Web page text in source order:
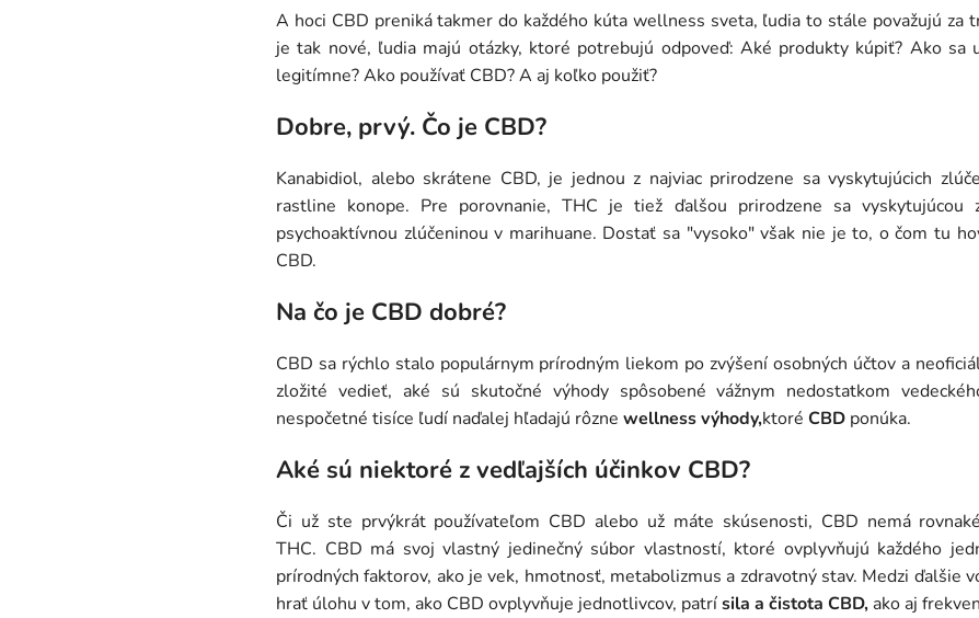
A hoci CBD preniká takmer do každého kúta wellness sveta, ľudia to stále považujú za
je tak nové, ľudia majú otázky, ktoré potrebujú odpoveď: Aké produkty kúpiť? Ako sa
legitímne? Ako používať CBD? A aj koľko použiť?
Dobre, prvý. Čo je CBD?
Kanabidiol, alebo skrátene CBD, je jednou z najviac prirodzene sa vyskytujúcich
rastline konope. Pre porovnanie, THC je tiež ďalšou prirodzene sa vyskytujúcou
psychoaktívnou zlúčeninou v marihuane. Dostať sa "vysoko" však nie je to, o čom tu
CBD.
Na čo je CBD dobré?
CBD sa rýchlo stalo populárnym prírodným liekom po zvýšení osobných účtov a
zložité vedieť, aké sú skutočné výhody spôsobené vážnym nedostatkom
nespočetné tisíce ľudí naďalej hľadajú rôzne wellness výhody,ktoré CBD ponúka.
Aké sú niektoré z vedľajších účinkov CBD?
Či už ste prvýkrát používateľom CBD alebo už máte skúsenosti, CBD nemá
THC. CBD má svoj vlastný jedinečný súbor vlastností, ktoré ovplyvňujú každého
prírodných faktorov, ako je vek, hmotnosť, metabolizmus a zdravotný stav. Medzi ďalšie
hrať úlohu v tom, ako CBD ovplyvňuje jednotlivcov, patrísila a čistota CBD, ako aj